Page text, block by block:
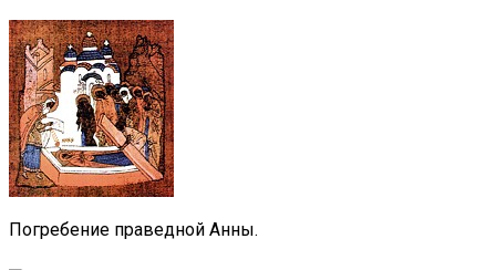
Погребение праведной Анны.